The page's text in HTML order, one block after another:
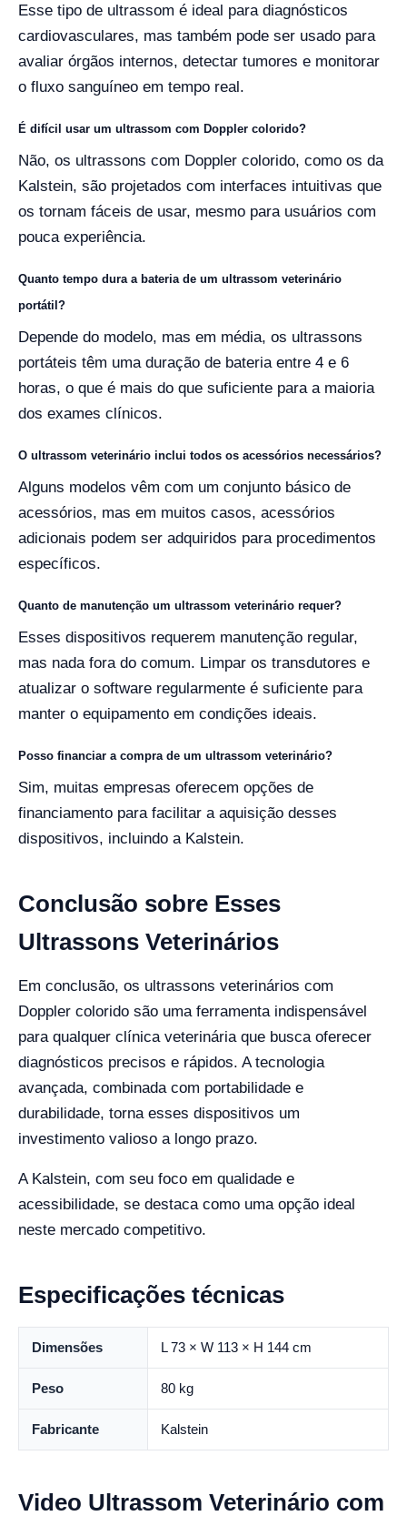
Esse tipo de ultrassom é ideal para diagnósticos
cardiovasculares, mas também pode ser usado para
avaliar órgãos internos, detectar tumores e monitorar
o fluxo sanguíneo em tempo real.
É difícil usar um ultrassom com Doppler colorido?
Não, os ultrassons com Doppler colorido, como os da
Kalstein, são projetados com interfaces intuitivas que
os tornam fáceis de usar, mesmo para usuários com
pouca experiência.
Quanto tempo dura a bateria de um ultrassom veterinário
portátil?
Depende do modelo, mas em média, os ultrassons
portáteis têm uma duração de bateria entre 4 e 6
horas, o que é mais do que suficiente para a maioria
dos exames clínicos.
O ultrassom veterinário inclui todos os acessórios necessários?
Alguns modelos vêm com um conjunto básico de
acessórios, mas em muitos casos, acessórios
adicionais podem ser adquiridos para procedimentos
específicos.
Quanto de manutenção um ultrassom veterinário requer?
Esses dispositivos requerem manutenção regular,
mas nada fora do comum. Limpar os transdutores e
atualizar o software regularmente é suficiente para
manter o equipamento em condições ideais.
Posso financiar a compra de um ultrassom veterinário?
Sim, muitas empresas oferecem opções de
financiamento para facilitar a aquisição desses
dispositivos, incluindo a Kalstein.
Conclusão sobre Esses
Ultrassons Veterinários
Em conclusão, os ultrassons veterinários com
Doppler colorido são uma ferramenta indispensável
para qualquer clínica veterinária que busca oferecer
diagnósticos precisos e rápidos. A tecnologia
avançada, combinada com portabilidade e
durabilidade, torna esses dispositivos um
investimento valioso a longo prazo.
A Kalstein, com seu foco em qualidade e
acessibilidade, se destaca como uma opção ideal
neste mercado competitivo.
Especificações técnicas
Dimensões L 73 × W 113 × H 144 cm
Peso 80 kg
Fabricante Kalstein
Video Ultrassom Veterinário com